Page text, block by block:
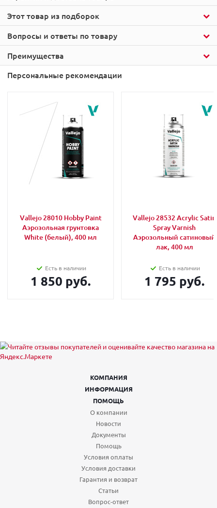
Этот товар из подборок
Вопросы и ответы по товару
Преимущества
Персональные рекомендации
Vallejo 28010 Hobby Paint
Аэрозольная грунтовка
White (белый), 400 мл
Есть в наличии
1 850 руб.
Vallejo 28532 Acrylic Satin
Spray Varnish
Аэрозольный сатиновый
лак, 400 мл
Есть в наличии
1 795 руб.
КОМПАНИЯ
ИНФОРМАЦИЯ
ПОМОЩЬ
О компании
Новости
Документы
Помощь
Условия оплаты
Условия доставки
Гарантия и возврат
Статьи
Вопрос-ответ